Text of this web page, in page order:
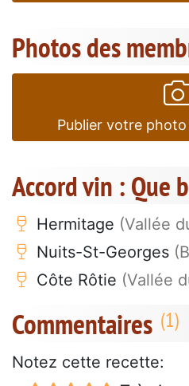
Photos des
Publier votre
Accord vin : Que
Hermitage (Vallée
Nuits-St-Georges
Côte Rôtie (Vallée
Commentaires
Notez cette recette: